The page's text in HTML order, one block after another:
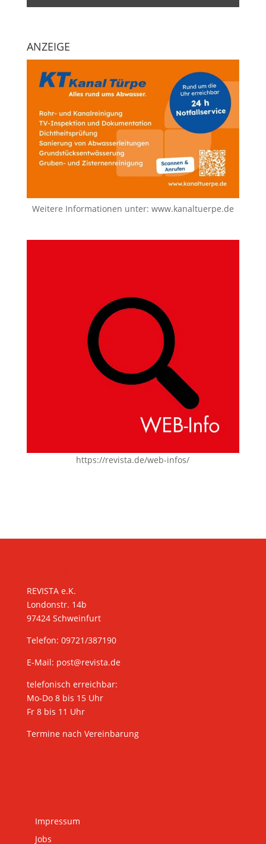
ANZEIGE
Weitere Informationen unter: www.kanaltuerpe.de
https://revista.de/web-infos/
REVISTA e.K.
Londonstr. 14b
97424 Schweinfurt
Telefon: 09721/387190
E-Mail: post@revista.de
telefonisch erreichbar:
Mo-Do 8 bis 15 Uhr
Fr 8 bis 11 Uhr
Termine nach Vereinbarung
Impressum
Jobs